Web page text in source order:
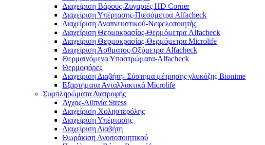
Διαχείριση Βάρους-Ζυγαριές HD Corner
Διαχείριση Υπέρτασης-Πιεσόμετρα Alfacheck
Διαχείριση Αναπνευστικού-Νεφελοποιητής
Διαχείριση Θερμοκρασίας-Θερμόμετρα Alfacheck
Διαχείριση Θερμοκρασίας-Θερμόμετρα Microlife
Διαχείριση Άσθματος-Οξύμετρα Alfacheck
Θερμαινόμενα Υποστρώματα-Alfacheck
Θερμοφόρες
Διαχείριση Διαβήτη- Σύστημα μέτρησης γλυκόζης Bionime
Εξαρτήματα Ανταλλακτικά Microlife
Συμπληρώματα Διατροφής
Άγχος-Αϋπνία Stress
Διαχείριση Χοληστερόλης
Διαχείριση Υπέρτασης
Διαχείριση Διαβήτη
Θωράκιση Ανοσοποιητικού